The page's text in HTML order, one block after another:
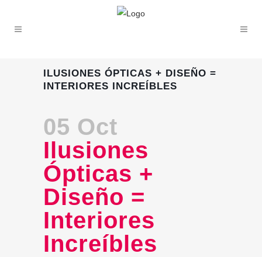
ILUSIONES ÓPTICAS + DISEÑO =
INTERIORES INCREÍBLES
05 Oct
Ilusiones
Ópticas +
Diseño =
Interiores
Increíbles